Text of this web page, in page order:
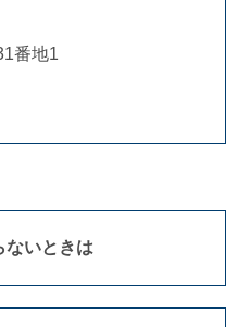
番地1
ないときは